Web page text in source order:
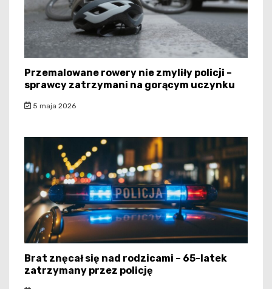
Przemalowane rowery nie zmyliły policji –
sprawcy zatrzymani na gorącym uczynku
5 maja 2026
Brat znęcał się nad rodzicami – 65-latek
zatrzymany przez policję